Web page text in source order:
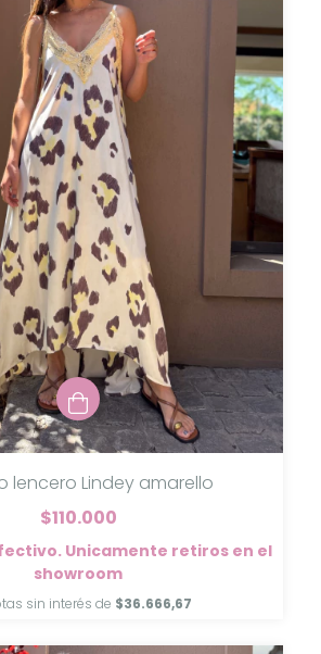
lencero Lindey amarello
$110.000
Unicamente retiros en el
showroom
sin interés de $36.666,67